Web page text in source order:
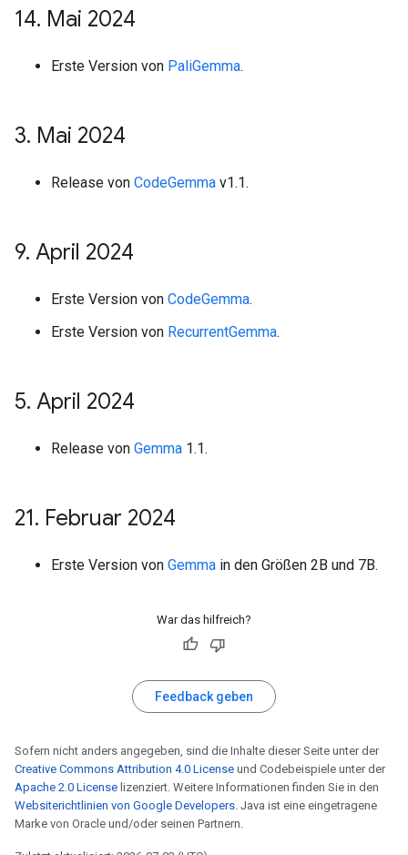
14. Mai 2024
Erste Version von PaliGemma.
3. Mai 2024
Release von CodeGemma v1.1.
9. April 2024
Erste Version von CodeGemma.
Erste Version von RecurrentGemma.
5. April 2024
Release von Gemma 1.1.
21. Februar 2024
Erste Version von Gemma in den Größen 2B und 7B.
War das hilfreich?
Feedback geben
Sofern nicht anders angegeben, sind die Inhalte dieser Seite unter der
Creative Commons Attribution 4.0 License und Codebeispiele unter der
Apache 2.0 License lizenziert. Weitere Informationen finden Sie in den
Websiterichtlinien von Google Developers. Java ist eine eingetragene
Marke von Oracle und/oder seinen Partnern.